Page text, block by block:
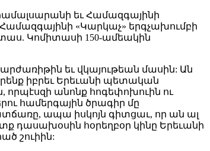
եւ Համազգայինի
«Կարկաչ» երգչախումբի
Կոմիտասի 150-ամեակին
եւ վկայութեան մասին: Ան
իբրեւ Երեւանի պետական
որպէսզի անոնք հոգեփոխուին ու
համերգային ծրագիր մը
ապա իսկոյն գիտցաւ, որ ան ալ
դասախօսին հօրեղբօր կինը Երեւանի
շուիին: